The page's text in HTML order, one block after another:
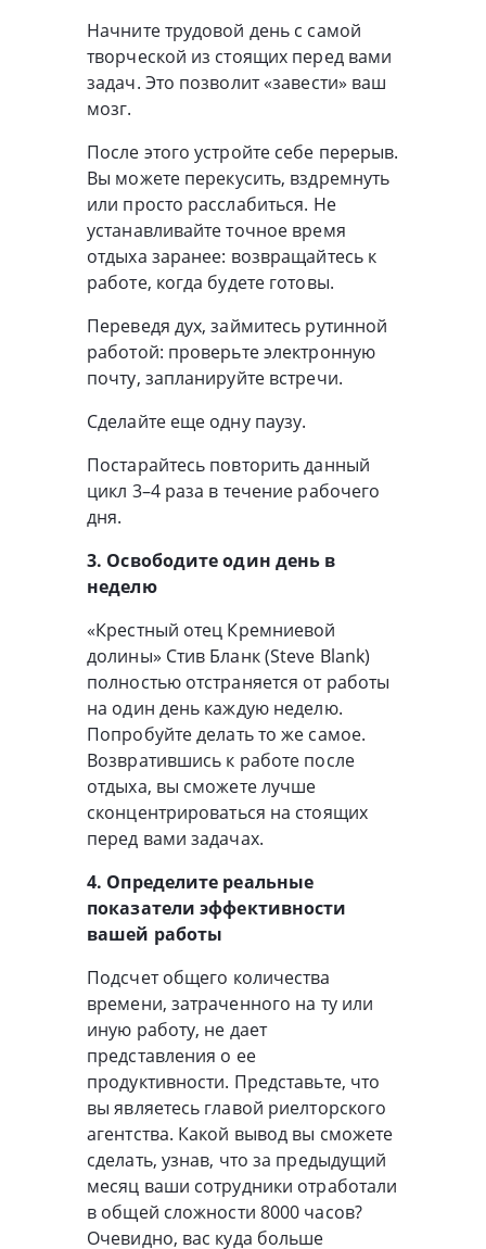
Начните трудовой день с самой
творческой из стоящих перед вами
задач. Это позволит «завести» ваш
мозг.
После этого устройте себе перерыв.
Вы можете перекусить, вздремнуть
или просто расслабиться. Не
устанавливайте точное время
отдыха заранее: возвращайтесь к
работе, когда будете готовы.
Переведя дух, займитесь рутинной
работой: проверьте электронную
почту, запланируйте встречи.
Сделайте еще одну паузу.
Постарайтесь повторить данный
цикл 3–4 раза в течение рабочего
дня.
3. Освободите один день в
неделю
«Крестный отец Кремниевой
долины» Стив Бланк (Steve Blank)
полностью отстраняется от работы
на один день каждую неделю.
Попробуйте делать то же самое.
Возвратившись к работе после
отдыха, вы сможете лучше
сконцентрироваться на стоящих
перед вами задачах.
4. Определите реальные
показатели эффективности
вашей работы
Подсчет общего количества
времени, затраченного на ту или
иную работу, не дает
представления о ее
продуктивности. Представьте, что
вы являетесь главой риелторского
агентства. Какой вывод вы сможете
сделать, узнав, что за предыдущий
месяц ваши сотрудники отработали
в общей сложности 8000 часов?
Очевидно, вас куда больше